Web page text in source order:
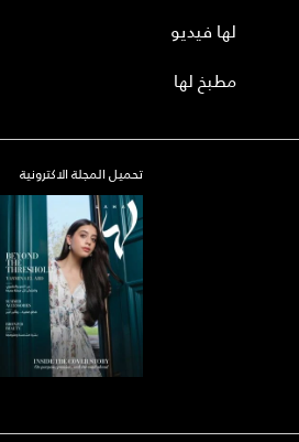
لها فيديو
مطبخ لها
تحميل المجلة الاكترونية